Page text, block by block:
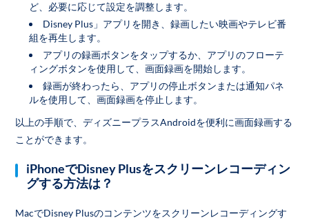
ど、必要に応じて設定を調整します。
Disney Plus」アプリを開き、録画したい映画やテレビ番
組を再生します。
アプリの録画ボタンをタップするか、アプリのフローテ
ィングボタンを使用して、画面録画を開始します。
録画が終わったら、アプリの停止ボタンまたは通知パネ
ルを使用して、画面録画を停止します。
以上の手順で、ディズニープラスAndroidを便利に画面録画する
ことができます。
iPhoneでDisney Plusをスクリーンレコーディン
グする方法は？
MacでDisney Plusのコンテンツをスクリーンレコーディングす